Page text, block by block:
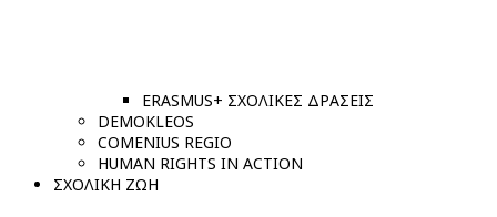
ERASMUS+ ΣΧΟΛΙΚΕΣ ΔΡΑΣΕΙΣ
DEMOKLEOS
COMENIUS REGIO
HUMAN RIGHTS IN ACTION
ΣΧΟΛΙΚΗ ΖΩΗ